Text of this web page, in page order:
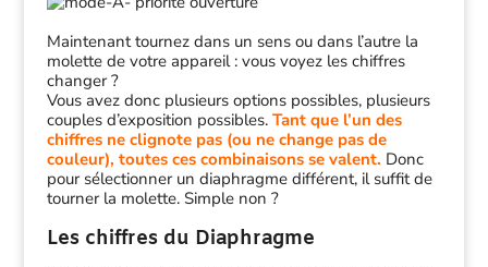
Maintenant tournez dans un sens ou dans l’autre la
molette de votre appareil : vous voyez les chiffres
changer ?
Vous avez donc plusieurs options possibles, plusieurs
couples d’exposition possibles. Tant que l’un des
chiffres ne clignote pas (ou ne change pas de
couleur), toutes ces combinaisons se valent. Donc
pour sélectionner un diaphragme différent, il suffit de
tourner la molette. Simple non ?
Les chiffres du Diaphragme